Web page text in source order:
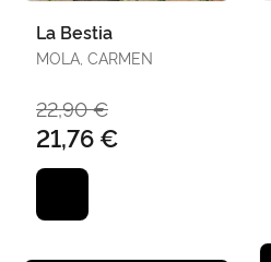
La Bestia
MOLA, CARMEN
22,90 €
21,76 €